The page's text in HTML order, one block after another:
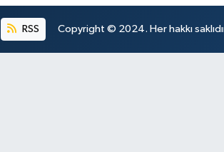
RSS Copyright © 2024. Her hakkı